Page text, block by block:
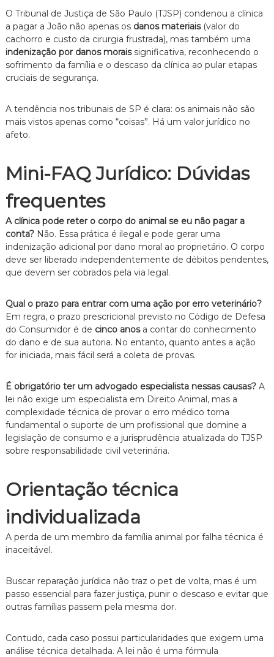
O Tribunal de Justiça de São Paulo (TJSP) condenou a clínica
a pagar a João não apenas os danos materiais(valor do
cachorro e custo da cirurgia frustrada),mas também uma
indenização por danos moraissignificativa,reconhecendo o
sofrimento da família e o descaso da clínica ao pular etapas
cruciais de segurança.
A tendência nos tribunais de SP é clara: os animais não são
mais vistos apenas como “coisas”. Há um valor jurídico no
afeto.
Mini-FAQ Jurídico: Dúvidas
frequentes
A clínica pode reter o corpo do animal se eu não pagar a
conta?Não. Essa prática é ilegal e pode gerar uma
indenização adicional por dano moral ao proprietário. O corpo
deve ser liberado independentemente de débitos pendentes,
que devem ser cobrados pela via legal.
Qual o prazo para entrar com uma ação por erro veterinário?
Em regra,o prazo prescricional previsto no Código de Defesa
do Consumidor é de cinco anosa contar do conhecimento
do dano e de sua autoria. No entanto,quanto antes a ação
for iniciada,mais fácil será a coleta de provas.
É obrigatório ter um advogado especialista nessas causas?A
lei não exige um especialista em Direito Animal,mas a
complexidade técnica de provar o erro médico torna
fundamental o suporte de um profissional que domine a
legislação de consumo e a jurisprudência atualizada do TJSP
sobre responsabilidade civil veterinária.
Orientação técnica
individualizada
A perda de um membro da família animal por falha técnica é
inaceitável.
Buscar reparação jurídica não traz o pet de volta,mas é um
passo essencial para fazer justiça,punir o descaso e evitar que
outras famílias passem pela mesma dor.
Contudo,cada caso possui particularidades que exigem uma
análise técnica detalhada. A lei não é uma fórmula